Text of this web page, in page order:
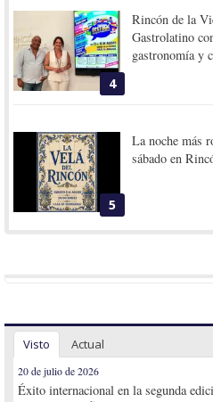
4
Rincón de la
Gastrolatino
gastronomía y
5
La noche más
sábado en
Visto Actual
20 de julio de 2026
Éxito internacional en la segunda